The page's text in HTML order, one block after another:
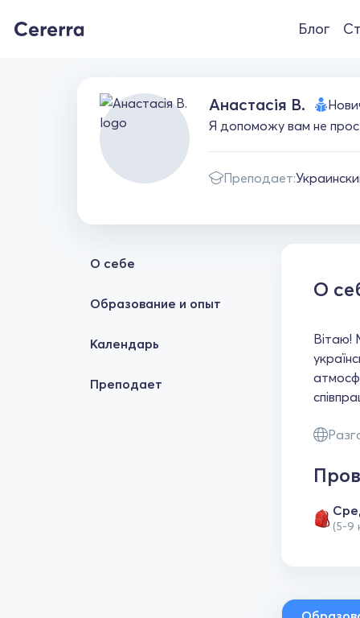
Блог
Анастасія В.
Я допоможу вам не
Преподает:
О себе
Образование и опыт
Календарь
Преподает
О
Вітаю!
(5-9